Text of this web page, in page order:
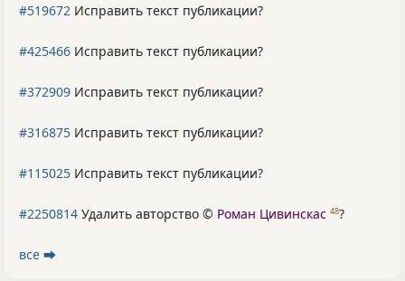
#519672 Исправить текст публикации?
#425466 Исправить текст публикации?
#372909 Исправить текст публикации?
#316875 Исправить текст публикации?
#115025 Исправить текст публикации?
#2250814 Удалить авторство © Роман Цивинскас 48?
все ⮕